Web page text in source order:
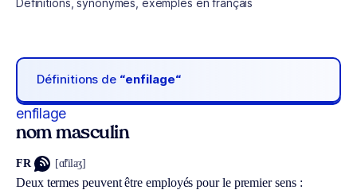
Définitions, synonymes, exemples en français
Définitions de “enfilage“
enfilage
nom masculin
FR [ɑ̃filaʒ]
Deux termes peuvent être employés pour le premier sens :